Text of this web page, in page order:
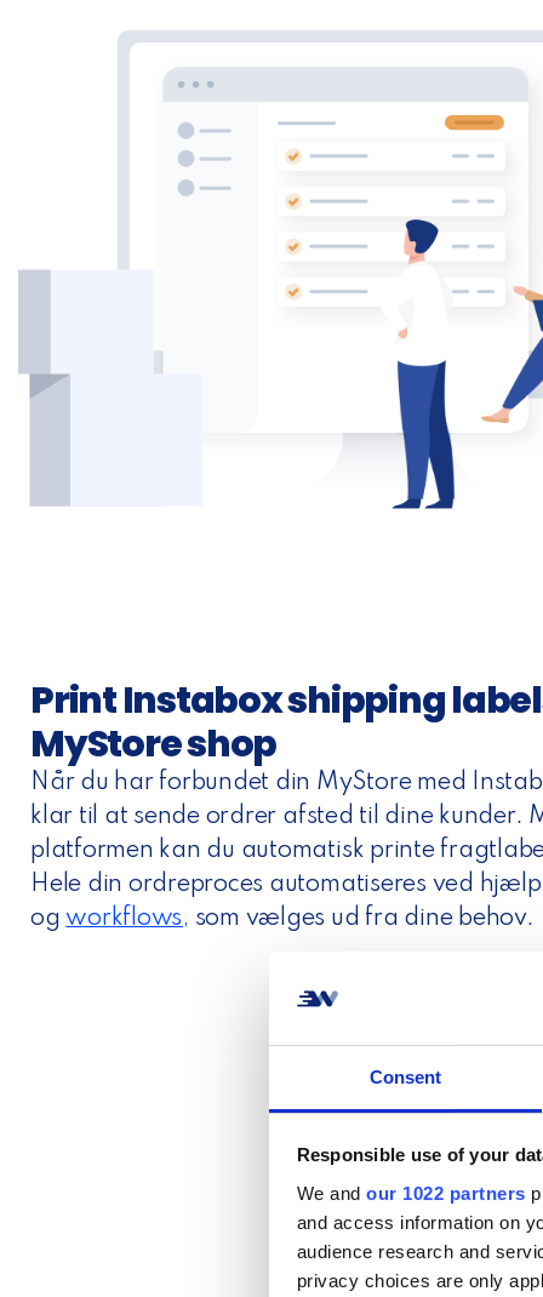
Consent
Responsible use of your
We and our 1022 partners
and access information on
audience research and
privacy choices are only
Print Instabox shipping
MyStore shop
Når du har forbundet din MyStore med
klar til at sende ordrer afsted til dine kunder.
platformen kan du automatisk printe
Hele din ordreproces automatiseres ved
ogworkflows, som vælges ud fra dine behov.